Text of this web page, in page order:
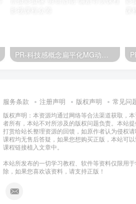
PR-科技感概念扁平化MG动画场景
服务条款 注册声明 版权声明 常见问
版权声明：本资源均通过网络等合法渠道获取，
者所有，本站不对所涉及的版权问题负责。本站
打赏给站长整理资源的回馈，如原作者认为侵权
课程均无售后答疑，如果您想购买正版，本站可
课程链接植入文章中。
本站所发布的一切学习教程、软件等资料仅限用
除，如果您喜欢该资料，请支持正版！